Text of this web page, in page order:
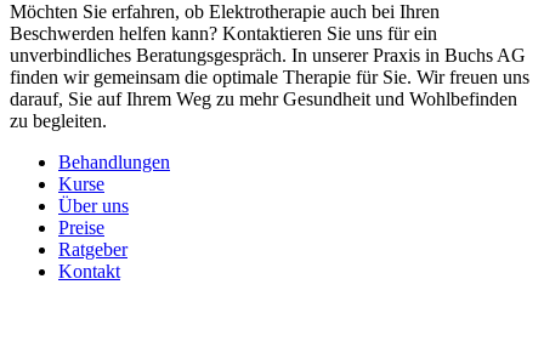
Möchten Sie erfahren, ob Elektrotherapie auch bei Ihren
Beschwerden helfen kann? Kontaktieren Sie uns für ein
unverbindliches Beratungsgespräch. In unserer Praxis in Buchs AG
finden wir gemeinsam die optimale Therapie für Sie. Wir freuen uns
darauf, Sie auf Ihrem Weg zu mehr Gesundheit und Wohlbefinden
zu begleiten.
Behandlungen
Kurse
Über uns
Preise
Ratgeber
Kontakt